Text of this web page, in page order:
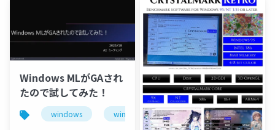
Windows MLがGAされ
たので試してみた！
windows windowsml windowsappsdk